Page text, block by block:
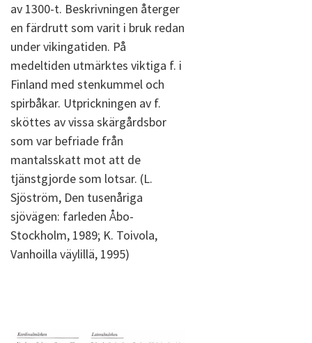
av 1300-t. Beskrivningen återger
en färdrutt som varit i bruk redan
under vikingatiden. På
medeltiden utmärktes viktiga f. i
Finland med stenkummel och
spirbåkar. Utprickningen av f.
sköttes av vissa skärgårdsbor
som var befriade från
mantalsskatt mot att de
tjänstgjorde som lotsar. (L.
Sjöström, Den tusenåriga
sjövägen: farleden Åbo-
Stockholm, 1989; K. Toivola,
Vanhoilla väylillä, 1995)